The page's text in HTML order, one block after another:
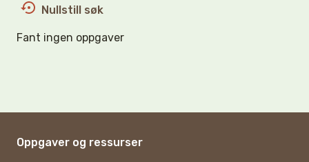
Nullstill søk
Fant ingen oppgaver
Oppgaver og ressurser